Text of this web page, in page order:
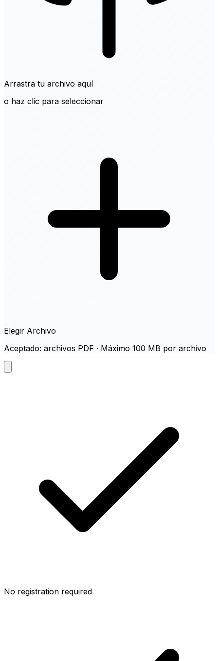
Arrastra tu archivo aquí
o haz clic para seleccionar
Elegir Archivo
Aceptado: archivos PDF · Máximo 100 MB por archivo
No registration required